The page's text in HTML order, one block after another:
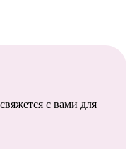
с вами для